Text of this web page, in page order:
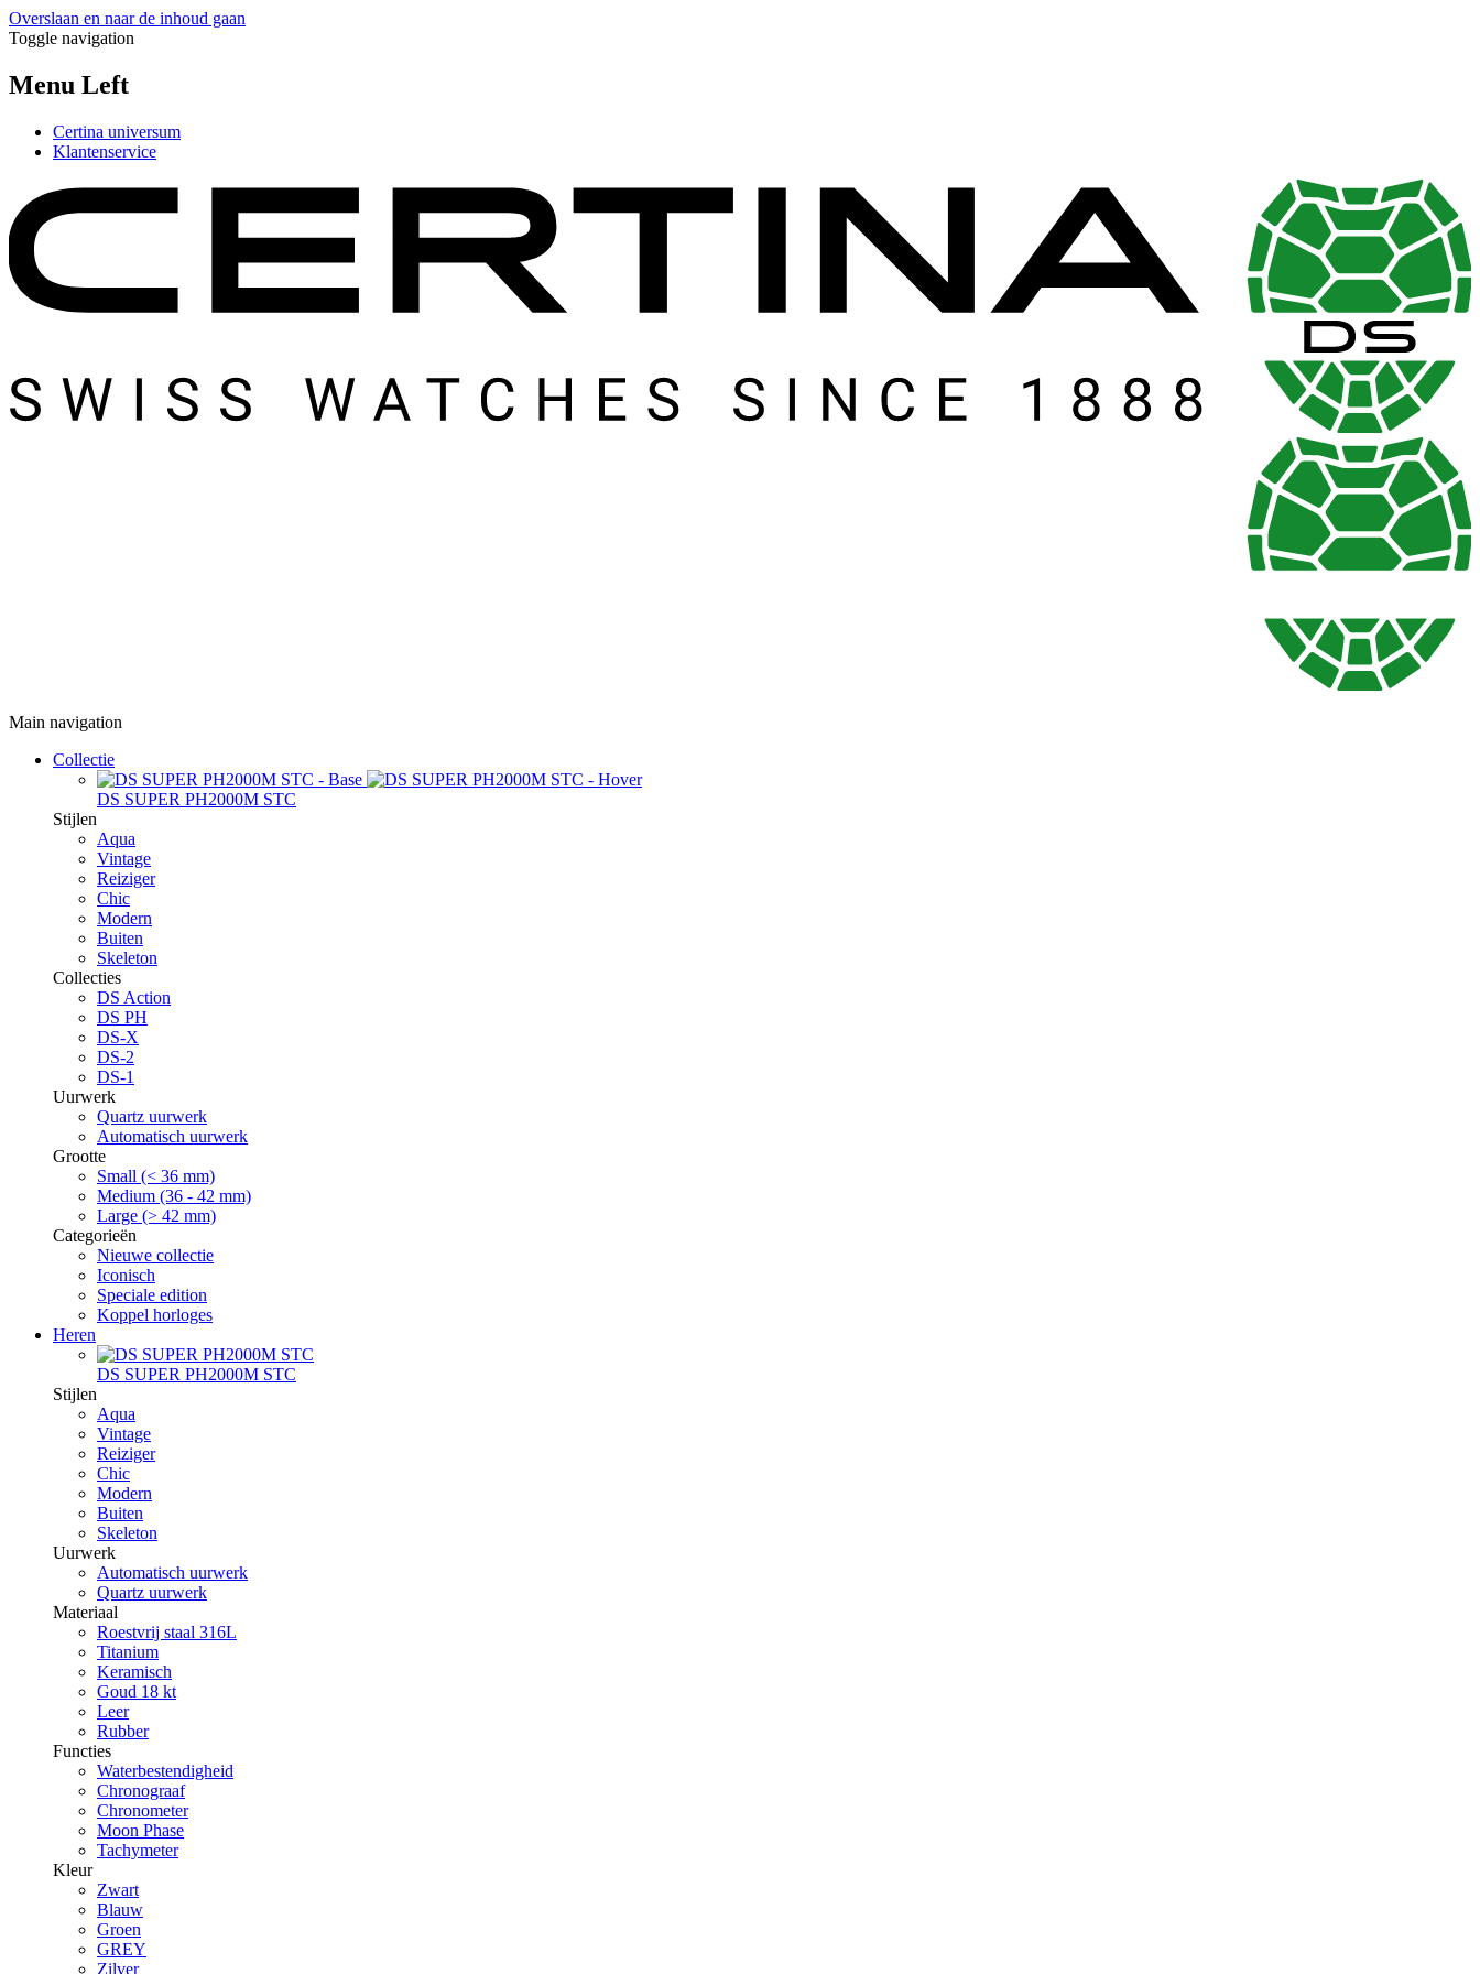
Overslaan en naar de inhoud gaan
Toggle navigation
Menu Left
Certina universum
Klantenservice
Main navigation
Collectie
DS SUPER PH2000M STC
Stijlen
Aqua
Vintage
Reiziger
Chic
Modern
Buiten
Skeleton
Collecties
DS Action
DS PH
DS-X
DS-2
DS-1
Uurwerk
Quartz uurwerk
Automatisch uurwerk
Grootte
Small (< 36 mm)
Medium (36 - 42 mm)
Large (> 42 mm)
Categorieën
Nieuwe collectie
Iconisch
Speciale edition
Koppel horloges
Heren
DS SUPER PH2000M STC
Stijlen
Aqua
Vintage
Reiziger
Chic
Modern
Buiten
Skeleton
Uurwerk
Automatisch uurwerk
Quartz uurwerk
Materiaal
Roestvrij staal 316L
Titanium
Keramisch
Goud 18 kt
Leer
Rubber
Functies
Waterbestendigheid
Chronograaf
Chronometer
Moon Phase
Tachymeter
Kleur
Zwart
Blauw
Groen
GREY
Zilver